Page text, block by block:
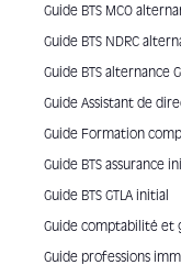
Guide BTS MCO
Guide BTS NDRC
Guide BTS alternance
Guide Assistant de
Guide Formation
Guide BTS assurance
Guide BTS GTLA initial
Guide comptabilité et
Guide professions